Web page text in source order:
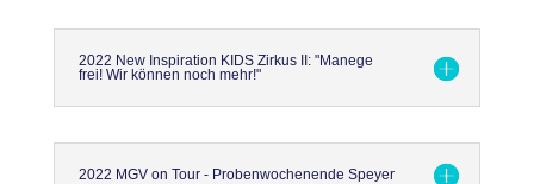
2022 New Inspiration KIDS Zirkus II: "Manege
frei! Wir können noch mehr!"
2022 MGV on Tour - Probenwochenende Speyer